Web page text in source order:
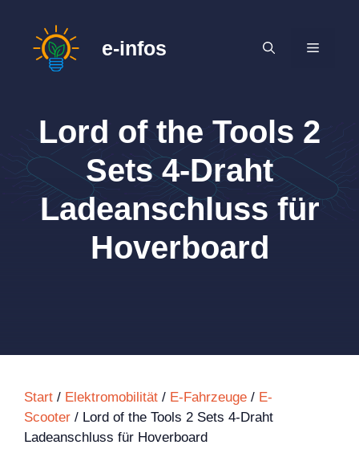
springen
e-infos MENÜ
Lord of the Tools 2
Sets 4-Draht
Ladeanschluss für
Hoverboard
Start / Elektromobilität / E-Fahrzeuge / E-
Scooter / Lord of the Tools 2 Sets 4-Draht
Ladeanschluss für Hoverboard